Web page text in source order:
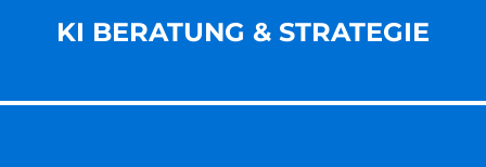
KI BERATUNG & STRATEGIE